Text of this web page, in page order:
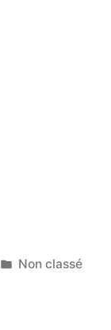
Publié
Non classé